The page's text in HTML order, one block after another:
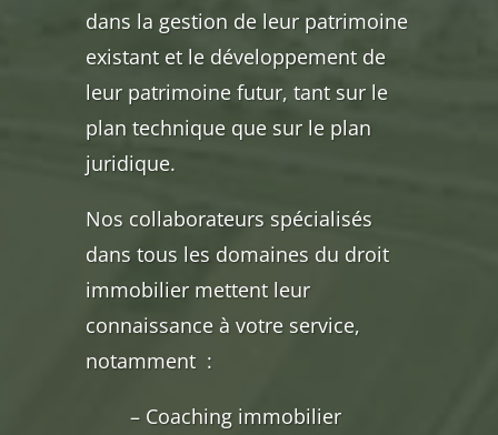
dans la gestion de leur patrimoine
existant et le développement de
leur patrimoine futur, tant sur le
plan technique que sur le plan
juridique.
Nos collaborateurs spécialisés
dans tous les domaines du droit
immobilier mettent leur
connaissance à votre service,
notamment :
– Coaching immobilier